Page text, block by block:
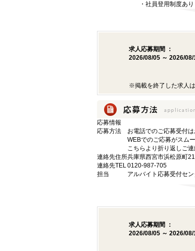
・社員登用制度あり
求人応募期間 ：
2026/08/05 ～ 2026/08/
※掲載を終了した求人
応募情報
応募方法
お電話でのご応募受付
WEBでのご応募がスムー
こちらより折り返しご連
連絡先住所兵庫県西宮市浜松原町
連絡先TEL0120-987-705
担当
アルバイト応募受付セン
求人応募期間 ：
2026/08/05 ～ 2026/08/